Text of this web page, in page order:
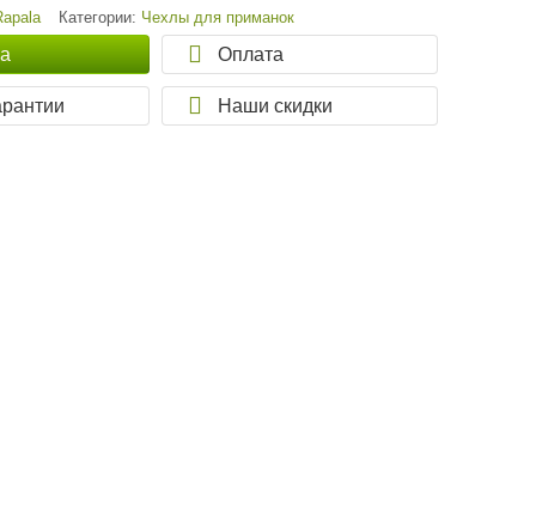
Категории: Чехлы для приманок
Оплата
Наши скидки